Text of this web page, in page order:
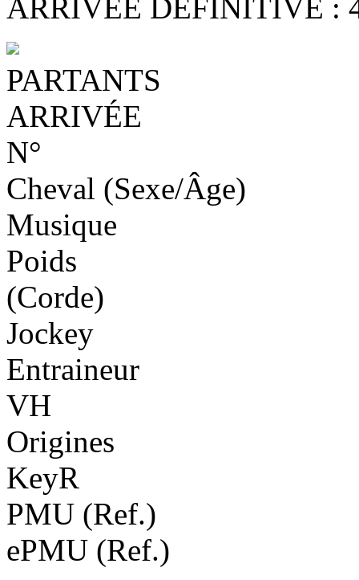
ARRIVÉE DÉFINITIVE :
PARTANTS
ARRIVÉE
N°
Cheval (Sexe/Âge)
Musique
Poids
(Corde)
Jockey
Entraineur
VH
Origines
KeyR
PMU (Ref.)
ePMU (Ref.)